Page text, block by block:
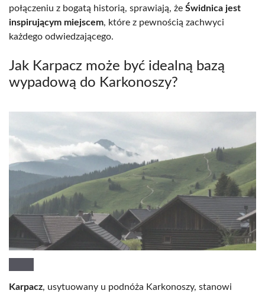
połączeniu z bogatą historią, sprawiają, że Świdnica jest
inspirującym miejscem, które z pewnością zachwyci
każdego odwiedzającego.
Jak Karpacz może być idealną bazą
wypadową do Karkonoszy?
Karpacz, usytuowany u podnóża Karkonoszy, stanowi